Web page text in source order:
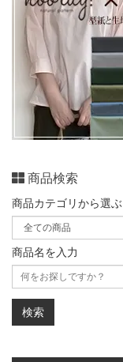
商品検索
商品カテゴリから選ぶ
商品名を入力